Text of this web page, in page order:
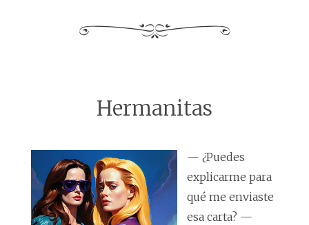
Hermanitas
— ¿Puedes
explicarme para
qué me enviaste
esa carta? —